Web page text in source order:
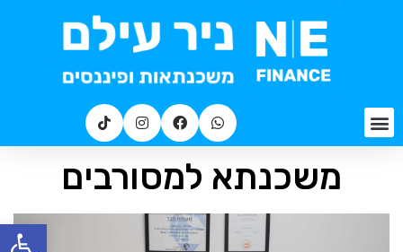
משכנתא למסורבים